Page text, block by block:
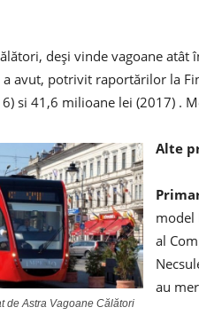
deși vinde vagoane
avut, potrivit raportărilor la
si 41,6 milioane lei (2017) .
de Astra Vagoane Călători
Alte
model
al
au